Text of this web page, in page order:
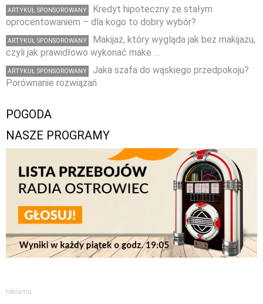
ARTYKUŁ SPONSOROWANY
Kredyt hipoteczny ze stałym
oprocentowaniem – dla kogo to dobry wybór?
ARTYKUŁ SPONSOROWANY
Makijaż, który wygląda jak bez makijażu,
czyli jak prawidłowo wykonać make …
ARTYKUŁ SPONSOROWANY
Jaka szafa do wąskiego przedpokoju?
Porównanie rozwiązań
POGODA
NASZE PROGRAMY
reklama